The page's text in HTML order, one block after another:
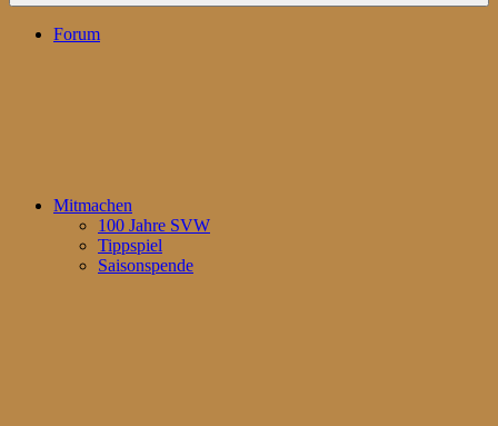
Forum
Mitmachen
100 Jahre SVW
Tippspiel
Saisonspende